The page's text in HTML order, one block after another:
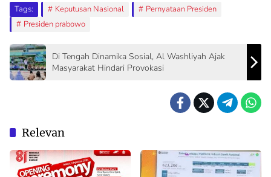
Tags: Keputusan Nasional
Pernyataan Presiden
Presiden prabowo
Di Tengah Dinamika Sosial, Al Washliyah Ajak
Masyarakat Hindari Provokasi
Relevan